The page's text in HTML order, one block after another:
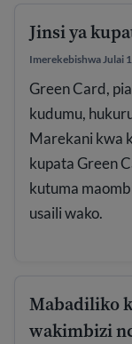
Jinsi ya
Imerekebishwa Julai
Green Card,
kudumu,
Marekani kwa
kupata Green
kutuma
usaili wako.
Mabadiliko
wakimbizi